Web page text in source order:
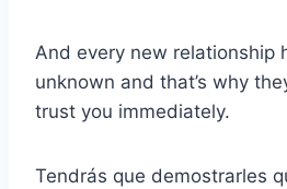
And every new relationship
unknown and that’s why
trust you immediately.
Tendrás que demostrarles